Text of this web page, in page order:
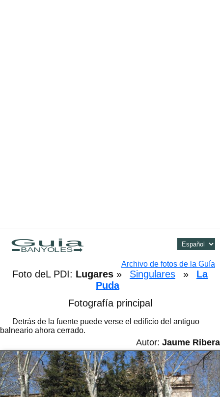
Guia
BANYOLES
Archivo de fotos de la Guía
Foto deL PDI: Lugares » Singulares »
La
Puda
Fotografía principal
Detrás de la fuente puede verse el edificio del antiguo
balneario ahora cerrado.
Autor: Jaume Ribera